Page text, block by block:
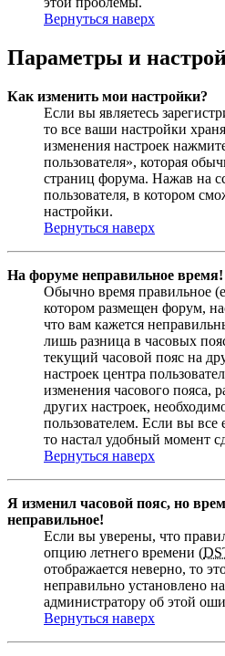
Вернуться наверх
Параметры и
Как изменить мои настройки?
Если вы являетесь
то все ваши настройки
изменения настроек
пользователя», которая
страниц форума. Нажав на
пользователя, в котором
настройки.
Вернуться наверх
На форуме неправильное время!
Обычно время правильное
котором размещен форум,
что вам кажется
лишь разница в часовых
текущий часовой пояс на
настроек центра
изменения часового пояса,
других настроек,
пользователем. Если вы все
то настал удобный момент
Вернуться наверх
Я изменил часовой пояс, но
неправильное!
Если вы уверены, что
опцию летнего времени (
отображается неверно, то
неправильно установлено
администратору об этой
Вернуться наверх